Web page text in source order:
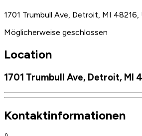
1701 Trumbull Ave, Detroit, MI 48216,
Möglicherweise geschlossen
Location
1701 Trumbull Ave, Detroit, MI
Kontaktinformationen